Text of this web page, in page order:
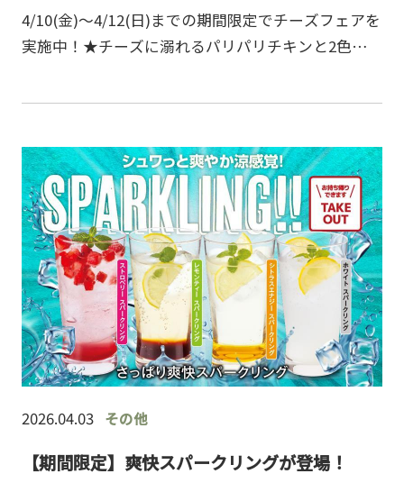
4/10(金)～4/12(日)までの期間限定でチーズフェアを
実施中！★チーズに溺れるパリパリチキンと2色ソー
リッと香ばしく焼き上げたチキンにふ…
2026.04.03 その他
【期間限定】爽快スパークリングが登場！